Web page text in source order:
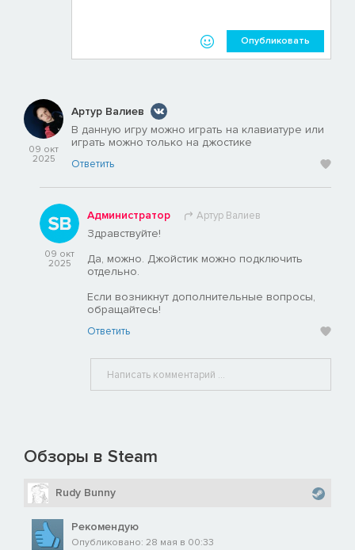
Опубликовать
09 окт
2025
Артур Валиев
В данную игру можно играть на клавиатуре или
играть можно только на джостике
Ответить
09 окт
2025
Администратор Артур Валиев
Здравствуйте!
Да, можно. Джойстик можно подключить
отдельно.
Если возникнут дополнительные вопросы,
обращайтесь!
Ответить
Обзоры в Steam
Rudy Bunny
Рекомендую
Опубликовано: 28 мая в 00:33